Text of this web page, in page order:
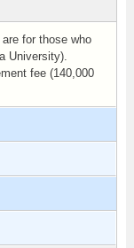
for those who
University).
fee (140,000